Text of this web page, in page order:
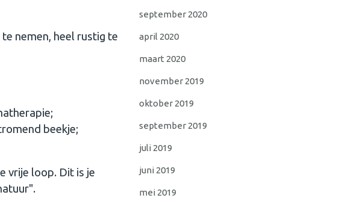
nemen, heel rustig te
beekje;
vrije loop. Dit is je
september 2020
april 2020
maart 2020
november 2019
oktober 2019
september 2019
juli 2019
juni 2019
mei 2019